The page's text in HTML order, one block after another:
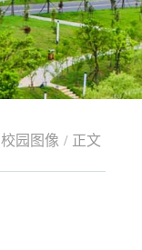
校园图像 / 正文